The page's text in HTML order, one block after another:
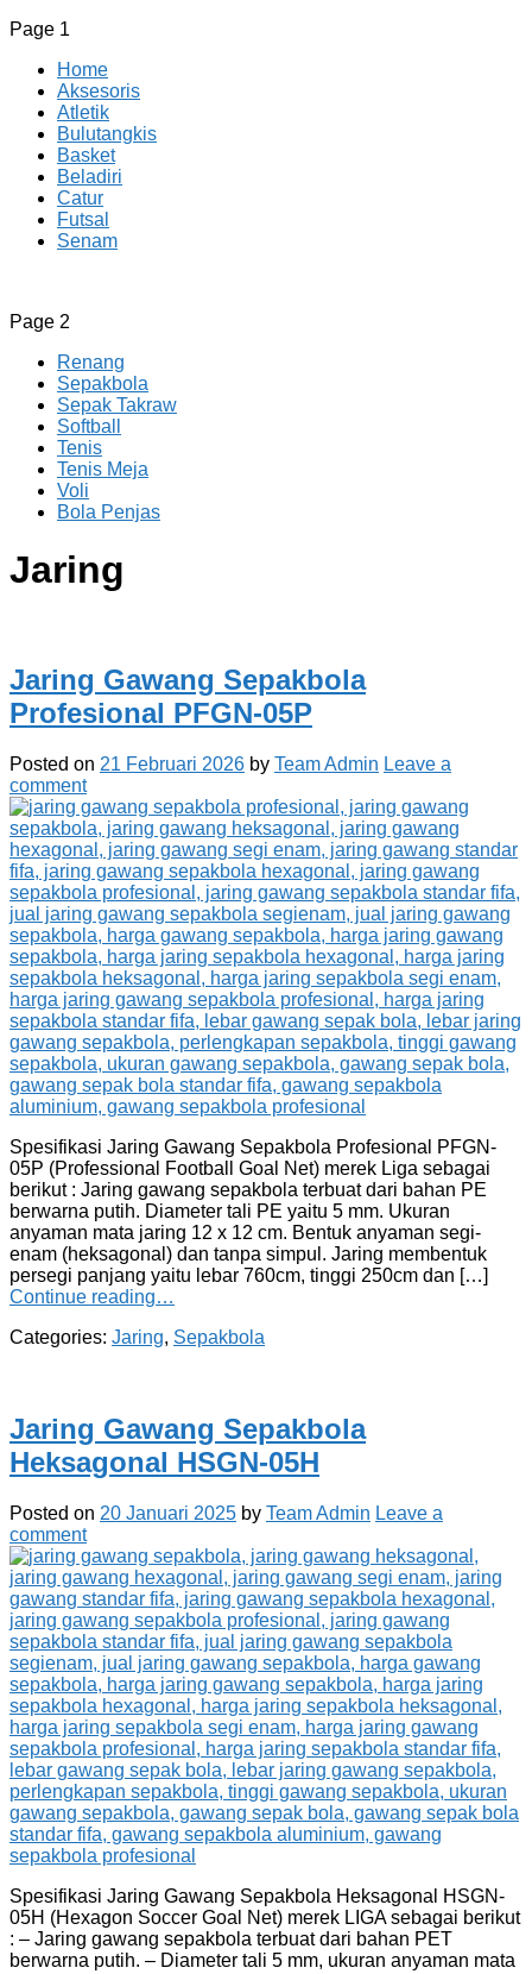
Page 1
Home
Aksesoris
Atletik
Bulutangkis
Basket
Beladiri
Catur
Futsal
Senam
CV JAYA BERSAMA Co Id
Menyediakan Semua Perlengkapan Olahraga Yang
Page 2
Renang
Sepakbola
Sepak Takraw
Softball
Tenis
Tenis Meja
Voli
Bola Penjas
Jaring
Jaring Gawang Sepakbola
Profesional PFGN-05P
Posted on 21 Februari 2026 by Team Admin Leave a
comment
Spesifikasi Jaring Gawang Sepakbola Profesional PFGN-
05P (Professional Football Goal Net) merek Liga sebagai
berikut : Jaring gawang sepakbola terbuat dari bahan PE
berwarna putih. Diameter tali PE yaitu 5 mm. Ukuran
anyaman mata jaring 12 x 12 cm. Bentuk anyaman segi-
enam (heksagonal) dan tanpa simpul. Jaring membentuk
persegi panjang yaitu lebar 760cm, tinggi 250cm dan […]
Continue reading…
Categories: Jaring, Sepakbola
Jaring Gawang Sepakbola
Heksagonal HSGN-05H
Posted on 20 Januari 2025 by Team Admin Leave a
comment
Spesifikasi Jaring Gawang Sepakbola Heksagonal HSGN-
05H (Hexagon Soccer Goal Net) merek LIGA sebagai berikut
: – Jaring gawang sepakbola terbuat dari bahan PET
berwarna putih. – Diameter tali 5 mm, ukuran anyaman mata